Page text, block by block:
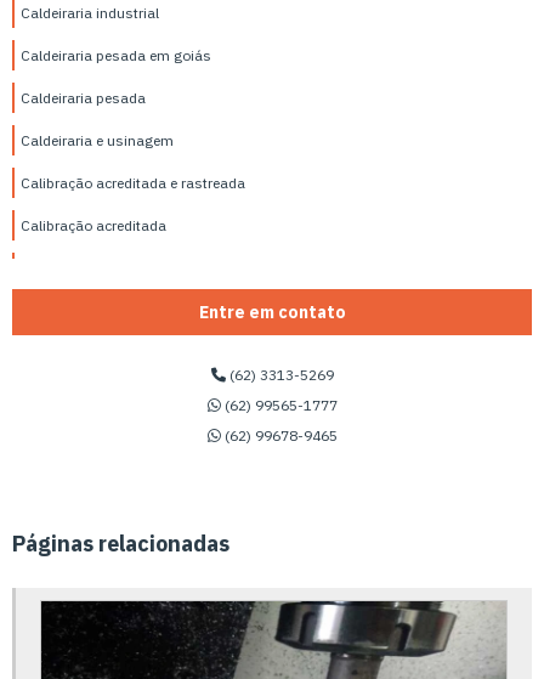
Caldeiraria industrial
Caldeiraria pesada em goiás
Caldeiraria pesada
Caldeiraria e usinagem
Calibração acreditada e rastreada
Calibração acreditada
Calibração de equipamentos hospitalares
Calibração de equipamentos de laboratório químico
Calibração de equipamentos de laboratório
Calibração de instrumentos industriais
Calibração de instrumentos inmetro
Entre em contato
(62) 3313-5269
(62) 99565-1777
(62) 99678-9465
Páginas relacionadas